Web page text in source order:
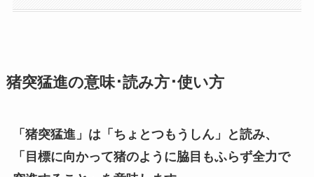
猪突猛進の意味･読み方･使い方
「猪突猛進」は「ちょとつもうしん」と読み、
「目標に向かって猪のように脇目もふらず全力で